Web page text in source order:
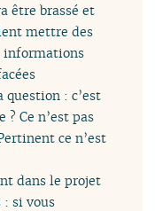
être brassé et
mettre des
informations
: c’est
Ce n’est pas
ce n’est
dans le projet
: si vous